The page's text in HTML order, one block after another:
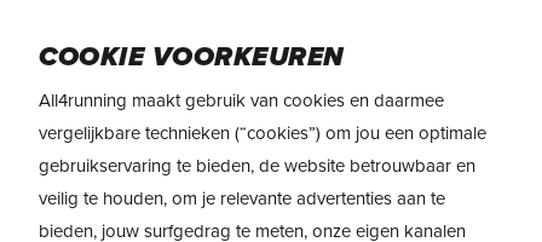
All4running zoekt
COOKIE VOORKEUREN
All4running maakt gebruik van cookies en daarmee
vergelijkbare technieken (“cookies”) om jou een optimale
gebruikservaring te bieden, de website betrouwbaar en
veilig te houden, om je relevante advertenties aan te
bieden, jouw surfgedrag te meten, onze eigen kanalen